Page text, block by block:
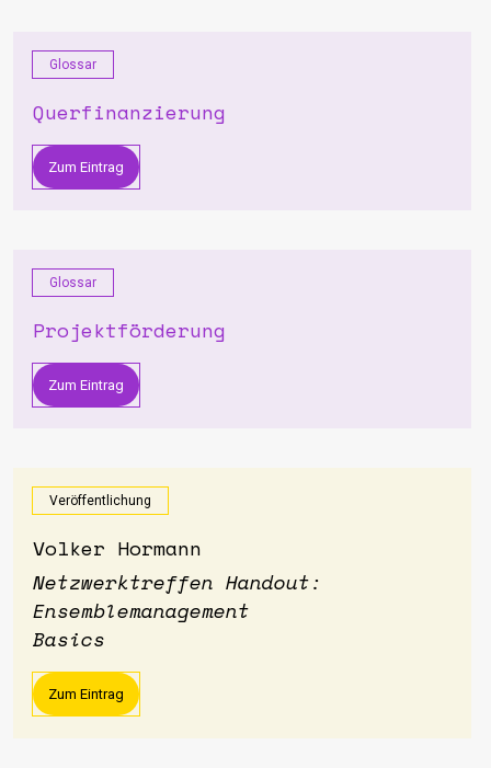
Glossar
Querfinanzierung
Zum Eintrag
Glossar
Projektförderung
Zum Eintrag
Veröffentlichung
Volker Hormann
Netzwerktreffen Handout:
Ensemblemanagement
Basics
Zum Eintrag